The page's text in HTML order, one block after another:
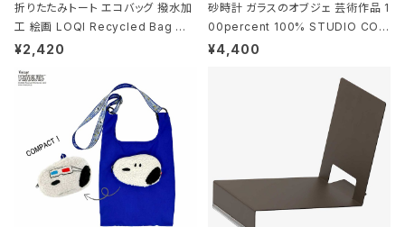
折りたたみトート エコバッグ 撥水加
工 絵画 LOQI Recycled Bag ロ
ーキー 大きめ トートバッグ MOOMI
¥2,420
砂時計 ガラスのオブジェ 芸術作品 1
00percent 100% STUDIO COH
AKU Timeless 100パーセント ス
¥4,400